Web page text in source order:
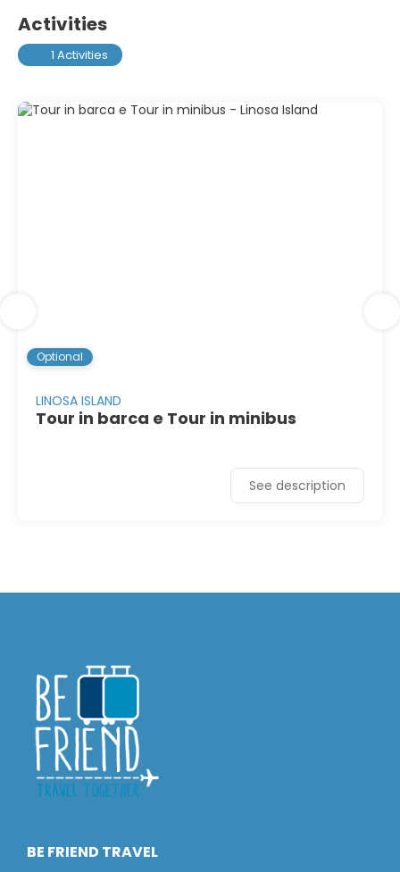
Activities
1 Activities
Optional
LINOSA ISLAND
Tour in barca e Tour in minibus
See description
BE FRIEND TRAVEL